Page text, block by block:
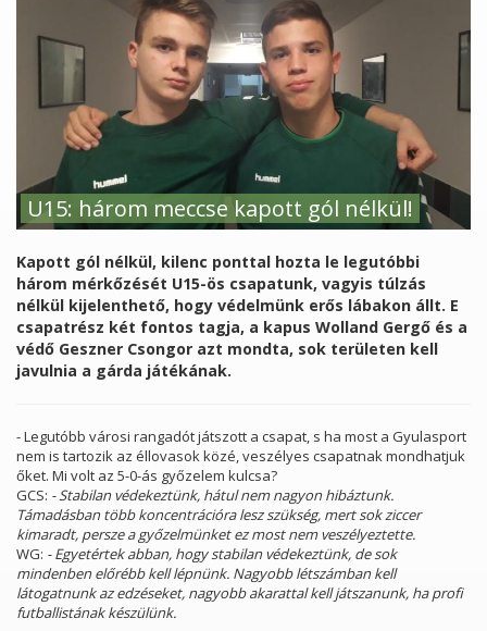
U15: három meccse kapott gól nélkül!
Kapott gól nélkül, kilenc ponttal hozta le legutóbbi
három mérkőzését U15-ös csapatunk, vagyis túlzás
nélkül kijelenthető, hogy védelmünk erős lábakon állt. E
csapatrész két fontos tagja, a kapus Wolland Gergő és a
védő Geszner Csongor azt mondta, sok területen kell
javulnia a gárda játékának.
- Legutóbb városi rangadót játszott a csapat, s ha most a Gyulasport
nem is tartozik az éllovasok közé, veszélyes csapatnak mondhatjuk
őket. Mi volt az 5-0-ás győzelem kulcsa?
GCS: - Stabilan védekeztünk, hátul nem nagyon hibáztunk.
Támadásban több koncentrációra lesz szükség, mert sok ziccer
kimaradt, persze a győzelmünket ez most nem veszélyeztette.
WG: - Egyetértek abban, hogy stabilan védekeztünk, de sok
mindenben előrébb kell lépnünk. Nagyobb létszámban kell
látogatnunk az edzéseket, nagyobb akarattal kell játszanunk, ha profi
futballistának készülünk.